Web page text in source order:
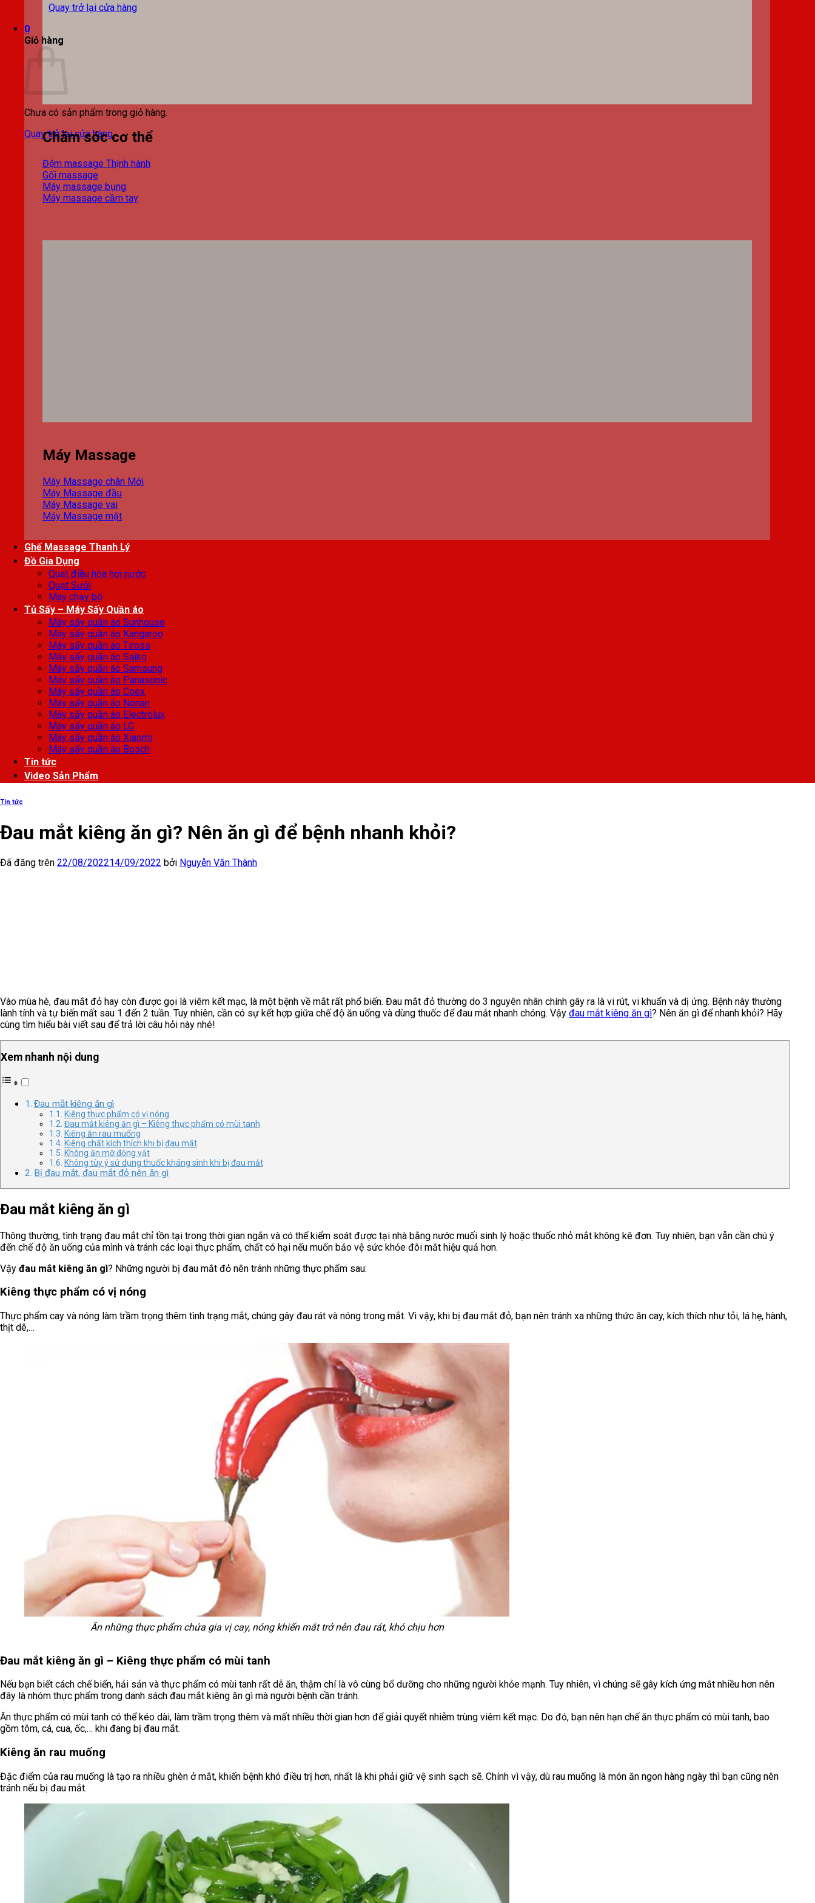
Quay trở lại cửa hàng
0
Giỏ hàng
Chưa có sản phẩm trong giỏ hàng.
Quay trở lại cửa hàng
Chăm sóc cơ thể
Đệm massage
Gối massage
Máy massage bụng
Máy massage cầm tay
Máy Massage
Máy Massage chân
Máy Massage đầu
Máy Massage vai
Máy Massage mặt
Ghế Massage Thanh Lý
Đồ Gia Dụng
Quạt điều hòa hơi nước
Quạt Sưởi
Máy chạy bộ
Tủ Sấy – Máy Sấy Quần áo
Máy sấy quần áo Sunhouse
Máy sấy quần áo Kangaroo
Máy sấy quần áo Tiross
Máy sấy quần áo Saiko
Máy sấy quần áo Samsung
Máy sấy quần áo Panasonic
Máy sấy quần áo Coex
Máy sấy quần áo Nonan
Máy sấy quần áo Electrolux
Máy sấy quần áo LG
Máy sấy quần áo Xiaomi
Máy sấy quần áo Bosch
Tin tức
Video Sản Phẩm
Tin tức
Đau mắt kiêng ăn gì? Nên ăn gì để bệnh nhanh khỏi?
Đã đăng trên 22/08/202214/09/2022 bởi Nguyễn Văn Thành
Vào mùa hè, đau mắt đỏ hay còn được gọi là viêm kết mạc, là một bệnh về mắt rất phổ biến. Đau mắt đỏ thường do 3 nguyên nhân chính gây ra là vi rút, vi khuẩn và dị ứng. Bệnh này thường
lành tính và tự biến mất sau 1 đến 2 tuần. Tuy nhiên, cần có sự kết hợp giữa chế độ ăn uống và dùng thuốc để đau mắt nhanh chóng. Vậy đau mắt kiêng ăn gì? Nên ăn gì để nhanh khỏi? Hãy
cùng tìm hiểu bài viết sau để trả lời câu hỏi này nhé!
Xem nhanh nội dung
Đau mắt kiêng ăn gì
Kiêng thực phẩm có vị nóng
Đau mắt kiêng ăn gì – Kiêng thực phẩm có mùi tanh
Kiêng ăn rau muống
Kiêng chất kích thích khi bị đau mắt
Không ăn mỡ động vật
Không tùy ý sử dụng thuốc kháng sinh khi bị đau mắt
Bị đau mắt, đau mắt đỏ nên ăn gì
Đau mắt kiêng ăn gì
Thông thường, tình trạng đau mắt chỉ tồn tại trong thời gian ngắn và có thể kiểm soát được tại nhà bằng nước muối sinh lý hoặc thuốc nhỏ mắt không kê đơn. Tuy nhiên, bạn vẫn cần chú ý
đến chế độ ăn uống của mình và tránh các loại thực phẩm, chất có hại nếu muốn bảo vệ sức khỏe đôi mắt hiệu quả hơn.
Vậy đau mắt kiêng ăn gì? Những người bị đau mắt đỏ nên tránh những thực phẩm sau:
Kiêng thực phẩm có vị nóng
Thực phẩm cay và nóng làm trầm trọng thêm tình trạng mắt, chúng gây đau rát và nóng trong mắt. Vì vậy, khi bị đau mắt đỏ, bạn nên tránh xa những thức ăn cay, kích thích như tỏi, lá hẹ, hành,
thịt dê,…
Ăn những thực phẩm chứa gia vị cay, nóng khiến mắt trở nên đau rát, khó chịu hơn
Đau mắt kiêng ăn gì – Kiêng thực phẩm có mùi tanh
Nếu bạn biết cách chế biến, hải sản và thực phẩm có mùi tanh rất dễ ăn, thậm chí là vô cùng bổ dưỡng cho những người khỏe mạnh. Tuy nhiên, vì chúng sẽ gây kích ứng mắt nhiều hơn nên
đây là nhóm thực phẩm trong danh sách đau mắt kiêng ăn gì mà người bệnh cần tránh.
Ăn thực phẩm có mùi tanh có thể kéo dài, làm trầm trọng thêm và mất nhiều thời gian hơn để giải quyết nhiễm trùng viêm kết mạc. Do đó, bạn nên hạn chế ăn thực phẩm có mùi tanh, bao
gồm tôm, cá, cua, ốc,… khi đang bị đau mắt.
Kiêng ăn rau muống
Đặc điểm của rau muống là tạo ra nhiều ghèn ở mắt, khiến bệnh khó điều trị hơn, nhất là khi phải giữ vệ sinh sạch sẽ. Chính vì vậy, dù rau muống là món ăn ngon hàng ngày thì bạn cũng nên
tránh nếu bị đau mắt.